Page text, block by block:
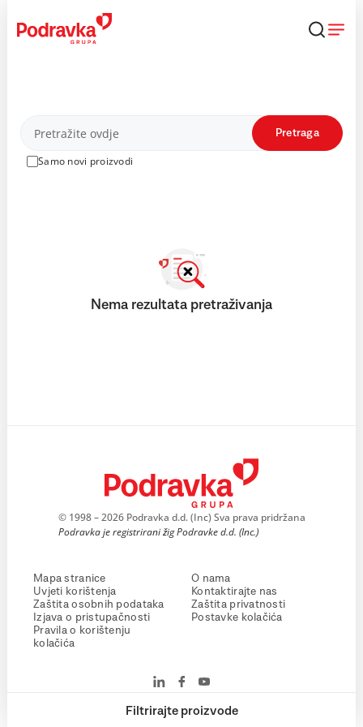
content
Proizvodi
Samo novi proizvodi
Pretraga
Filtrirajte proizvode
Nema rezultata pretraživanja
© 1998 – 2026 Podravka d.d. (Inc) Sva prava pridržana
Podravka je registrirani žig Podravke d.d. (Inc.)
Mapa stranice
Uvjeti korištenja
Zaštita osobnih podataka
Izjava o pristupačnosti
Pravila o korištenju
kolačića
O nama
Kontaktirajte nas
Zaštita privatnosti
Postavke kolačića